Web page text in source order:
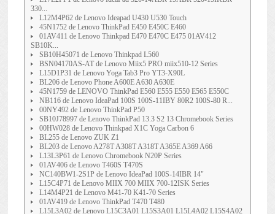
330...
L12M4P62 de Lenovo Ideapad U430 U530 Touch
45N1752 de Lenovo ThinkPad E450 E450C E460
01AV411 de Lenovo Thinkpad E470 E470C E475 01AV412
SB10K...
SB10H45071 de Lenovo Thinkpad L560
BSN04170AS-AT de Lenovo Miix5 PRO miix510-12 Series
L15D1P31 de Lenovo Yoga Tab3 Pro YT3-X90L
BL206 de Lenovo Phone A600E A630 A630E
45N1759 de LENOVO ThinkPad E560 E555 E550 E565 E550C
NB116 de Lenovo IdeaPad 100S 100S-11IBY 80R2 100S-80 R...
00NY492 de Lenovo ThinkPad P50
SB10J78997 de Lenovo ThinkPad 13.3 S2 13 Chromebook Series
00HW028 de Lenovo Thinkpad X1C Yoga Carbon 6
BL255 de Lenovo ZUK Z1
BL203 de Lenovo A278T A308T A318T A365E A369 A66
L13L3P61 de Lenovo Chromebook N20P Series
01AV406 de Lenovo T460S T470S
NC140BW1-2S1P de Lenovo IdeaPad 100S-14IBR 14"
L15C4P71 de Lenovo MIIX 700 MIIX 700-12ISK Series
L14M4P21 de Lenovo M41-70 K41-70 Series
01AV419 de Lenovo ThinkPad T470 T480
L15L3A02 de Lenovo L15C3A01 L15S3A01 L15L4A02 L15S4A02